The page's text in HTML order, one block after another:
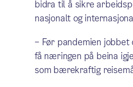
bidra til å sikre
nasjonalt og
– Før pandemien
få næringen på beina
som bærekraftig